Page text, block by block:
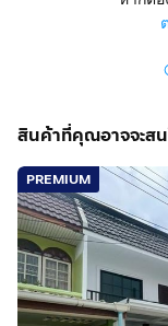
- โรงพยาบาลราม
Tel : กดเพื่อดูเบอร์
สินค้าที่คุณอาจจะสน
PREMIUM